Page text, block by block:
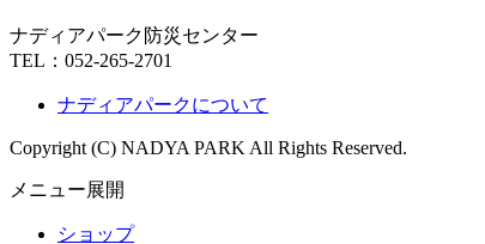
ナディアパーク防災センター
TEL： 052-265-2701
ナディアパークについて
Copyright (C) NADYA PARK All Rights Reserved.
メニュー展開
ショップ